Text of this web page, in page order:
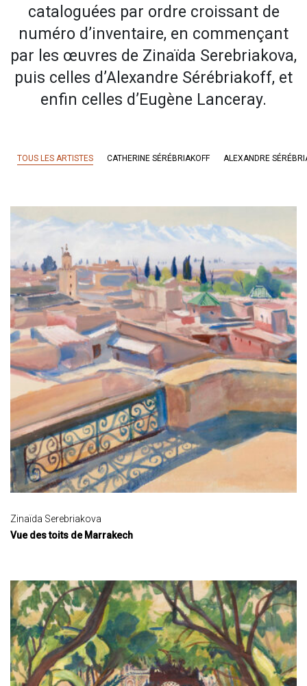
cataloguées par ordre croissant de
numéro d’inventaire, en commençant
par les œuvres de Zinaïda Serebriakova,
puis celles d’Alexandre Sérébriakoff, et
enfin celles d’Eugène Lanceray.
TOUS LES ARTISTES CATHERINE SÉRÉBRIAKOFF ALEXANDRE
Zinaïda Serebriakova
Vue des toits de Marrakech